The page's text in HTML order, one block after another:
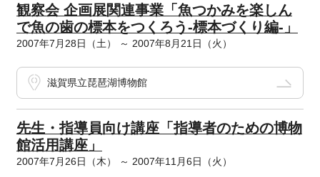
観察会 企画展関連事業「魚つかみを楽しん
で魚の歯の標本をつくろう-標本づくり編-」
2007年7月28日（土） ～ 2007年8月21日（火）
滋賀県立琵琶湖博物館
先生・指導員向け講座「指導者のための博物
館活用講座」
2007年7月26日（木） ～ 2007年11月6日（火）